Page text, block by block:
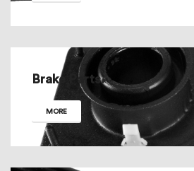
Brake Parts
MORE